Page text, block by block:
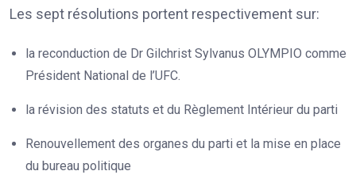
Les sept résolutions portent respectivement sur:
la reconduction de Dr Gilchrist Sylvanus OLYMPIO comme
Président National de l’UFC.
la révision des statuts et du Règlement Intérieur du parti
Renouvellement des organes du parti et la mise en place
du bureau politique